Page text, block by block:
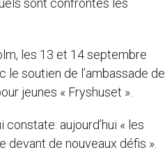
sont confrontés les
les 13 et 14 septembre
le soutien de l’ambassade de
jeunes « Fryshuset ».
aujourd’hui « les
devant de nouveaux défis ».